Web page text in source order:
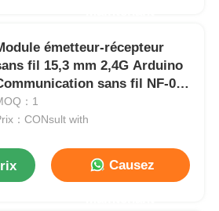
émetteur-récepteur
fil 15,3 mm 2,4G Arduino
sans fil NF-01-
：1
：CONsult with
Causez